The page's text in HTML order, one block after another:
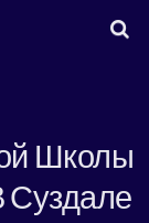
Школы
Суздале